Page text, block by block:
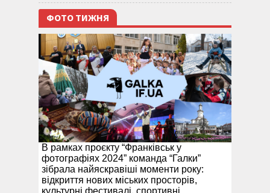
ФОТО ТИЖНЯ
В рамках проєкту “Франківськ у
фотографіях 2024” команда “Галки”
зібрала найяскравіші моменти року:
відкриття нових міських просторів,
культурні фестивалі, спортивні